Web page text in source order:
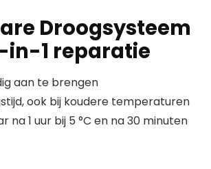
Droogsysteem
in-1 reparatie
aan te brengen
ook bij koudere temperaturen
na 1 uur bij 5 °C en na 30 minuten